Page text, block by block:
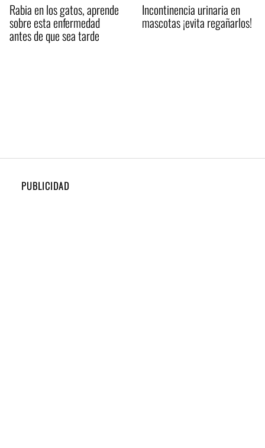
Rabia en los gatos, aprende
sobre esta enfermedad
antes de que sea tarde
Incontinencia urinaria en
mascotas ¡evita regañarlos!
PUBLICIDAD